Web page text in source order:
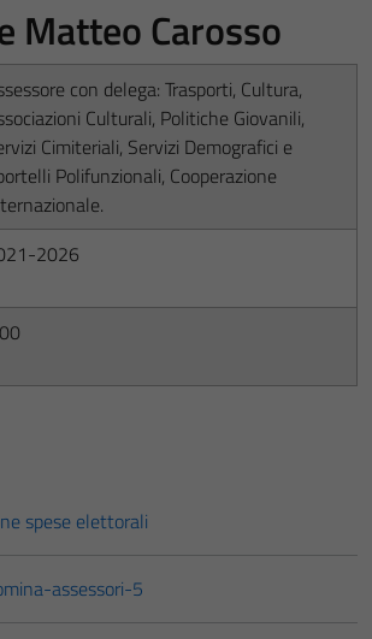
Matteo Carosso
con delega: Trasporti, Cultura,
Culturali, Politiche Giovanili,
Cimiteriali, Servizi Demografici e
Polifunzionali, Cooperazione
2026
spese elettorali
assessori-5